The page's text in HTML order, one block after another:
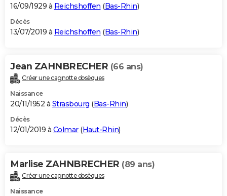
16/09/1929 à Reichshoffen (Bas-Rhin)
Décès
13/07/2019 à Reichshoffen (Bas-Rhin)
Jean ZAHNBRECHER (66 ans)
Créer une cagnotte obsèques
Naissance
20/11/1952 à Strasbourg (Bas-Rhin)
Décès
12/01/2019 à Colmar(Haut-Rhin)
Marlise ZAHNBRECHER (89 ans)
Créer une cagnotte obsèques
Naissance